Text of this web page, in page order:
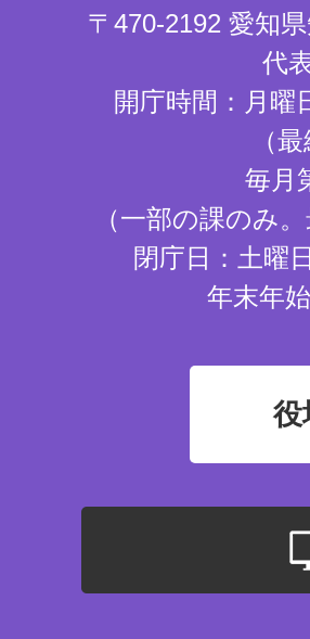
〒470-2192 愛知
代
開庁時間：月曜
（
毎月
（一部の課のみ
閉庁日：土曜
年末年
役